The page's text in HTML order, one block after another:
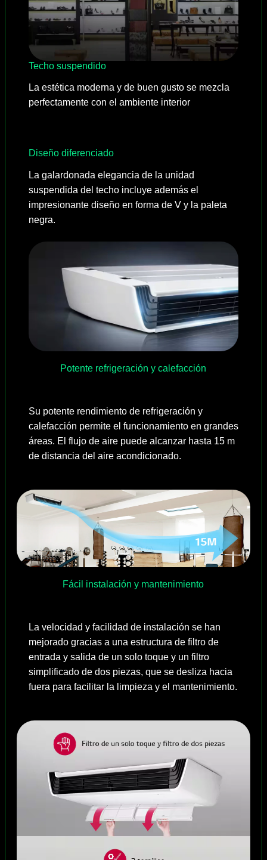
Techo suspendido
La estética moderna y de buen gusto se mezcla
perfectamente con el ambiente interior
Diseño diferenciado
La galardonada elegancia de la unidad
suspendida del techo incluye además el
impresionante diseño en forma de V y la paleta
negra.
Potente refrigeración y calefacción
Su potente rendimiento de refrigeración y
calefacción permite el funcionamiento en grandes
áreas. El flujo de aire puede alcanzar hasta 15 m
de distancia del aire acondicionado.
Fácil instalación y mantenimiento
La velocidad y facilidad de instalación se han
mejorado gracias a una estructura de filtro de
entrada y salida de un solo toque y un filtro
simplificado de dos piezas, que se desliza hacia
fuera para facilitar la limpieza y el mantenimiento.